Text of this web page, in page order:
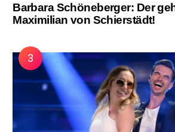
Barbara Schöneberger: Der
Maximilian von Schierstädt!